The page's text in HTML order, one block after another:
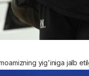
yig'iniga jalb